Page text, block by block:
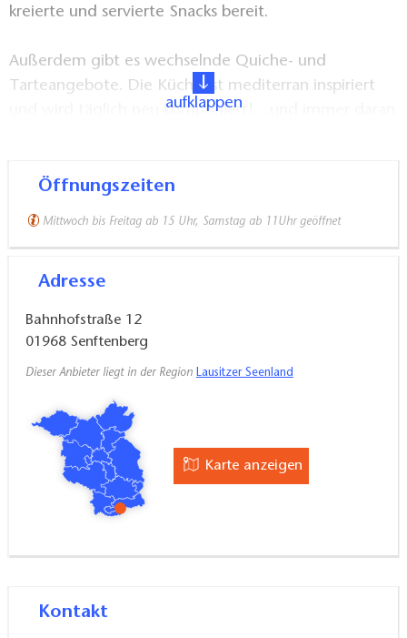
kreierte und servierte Snacks bereit.
Außerdem gibt es wechselnde Quiche- und
Tarteangebote. Die Küche ist mediterran inspiriert
und wird täglich neu komponiert!…und immer daran
Der Laden
entstanden. Es handelt sich ausschließlich um
natürlichen und recycelten Materialien aus einem
Fundus von Papier und Holz. Dabei werden
gebrauchte Produkte, die keine Verwendung mehr
haben, aufgewertet und kreativ zweckentfremdet.
Ihre Langlebigkeit erhalten die Schmuckstücke unter
anderem durch Schichten von Epoxidharz. Die
werden Bernstein, Lava oder Edelsteine verarbeitet.
Die Karten sind handgemalt, gestempelt, gestanzt,
aufklappen
Öffnungszeiten
Mittwoch bis Freitag ab 15 Uhr, Samstag ab 11Uhr geöffnet
Adresse
Bahnhofstraße 12
01968 Senftenberg
Dieser Anbieter liegt in der Region Lausitzer Seenland
Karte anzeigen
Kontakt